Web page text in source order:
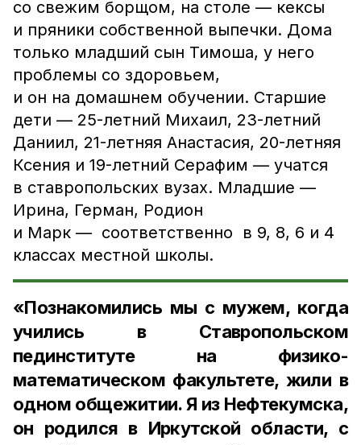
со свежим борщом, на столе — кексы
и пряники собственной выпечки. Дома
только младший сын Тимоша, у него
проблемы со здоровьем,
и он на домашнем обучении. Старшие
дети — 25-летний Михаил, 23-летний
Даниил, 21-летняя Анастасия, 20-летняя
Ксения и 19-летний Серафим — учатся
в ставропольских вузах. Младшие —
Ирина, Герман, Родион
и Марк — соответственно в 9, 8, 6 и 4
классах местной школы.
«Познакомились мы с мужем, когда
учились в Ставропольском
пединституте на физико-
математическом факультете, жили в
одном общежитии. Я из Нефтекумска,
он родился в Иркутской области, с